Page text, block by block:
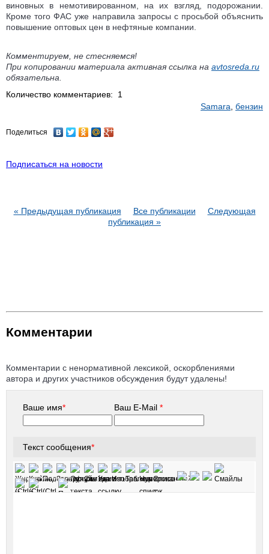
виновных в немотивированном, на их взгляд, подорожании.
Кроме того ФАС уже направила запросы с просьбой объяснить
повышение оптовых цен в нефтяные компании.
Комментируем, не стесняемся!
При копировании материала активная ссылка на avtosreda.ru
обязательна.
Samara бензин
Количество комментариев: 1
Поделиться
Подписаться на новости
« Предыдущая публикация Все публикации
Следующая
публикация »
Комментарии
Комментарии с ненормативной лексикой, оскорблениями
автора и других участников обсуждения будут удалены!
Ваше имя* Ваш E-Mail*
Текст сообщения*